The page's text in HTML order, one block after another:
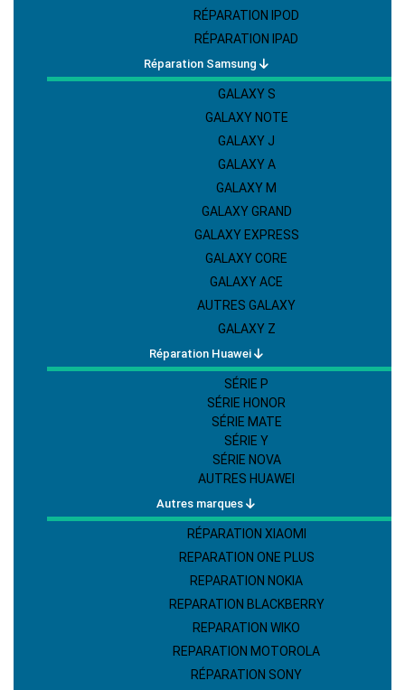
RÉPARATION IPOD
RÉPARATION IPAD
Réparation Samsung
GALAXY S
GALAXY NOTE
GALAXY J
GALAXY A
GALAXY M
GALAXY GRAND
GALAXY EXPRESS
GALAXY CORE
GALAXY ACE
AUTRES GALAXY
GALAXY Z
Réparation Huawei
SÉRIE P
SÉRIE HONOR
SÉRIE MATE
SÉRIE Y
SÉRIE NOVA
AUTRES HUAWEI
Autres marques
RÉPARATION XIAOMI
REPARATION ONE PLUS
REPARATION NOKIA
REPARATION BLACKBERRY
REPARATION WIKO
REPARATION MOTOROLA
RÉPARATION SONY